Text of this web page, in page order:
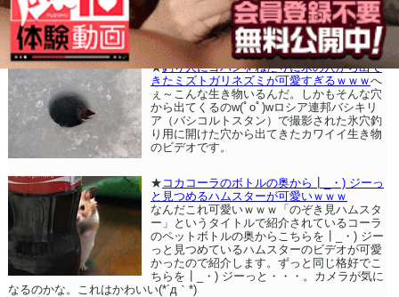
★釣り人にゴハンをねだりに氷の穴から出て
きたミズトガリネズミが可愛すぎるｗｗｗへ
ぇ～こんな生き物いるんだ。しかもそんな穴
から出てくるのw(ﾟoﾟ)wロシア連邦バシキリ
ア（バシコルトスタン）で撮影された氷穴釣
り用に開けた穴から出てきたカワイイ生き物
のビデオです。
★ コカコーラのボトルの奥から┃_・) ジーっ
と見つめるハムスターが可愛いｗｗｗ
なんだこれ可愛いｗｗｗ「のぞき見ハムスタ
ー」というタイトルで紹介されているコーラ
のペットボトルの奥からこちらを┃_・) ジー
っと見つめているハムスターのビデオが可愛
かったので紹介します。ずっと同じ格好でこ
ちらを┃_・) ジーっと・・・。カメラが気に
なるのかな。これはかわいい(*´д｀*)